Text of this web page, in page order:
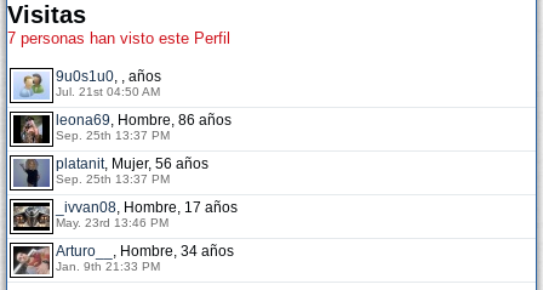
Visitas
7 personas han visto este Perfil
9u0s1u0, , años
Jul. 21st 04:50 AM
leona69, Hombre, 86 años
Sep. 25th 13:37 PM
platanit, Mujer, 56 años
Sep. 25th 13:37 PM
_ivvan08, Hombre, 17 años
May. 23rd 13:46 PM
Arturo__ , Hombre, 34 años
Jan. 9th 21:33 PM